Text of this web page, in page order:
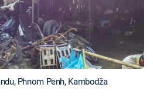
Phnom Penh, Kambodža